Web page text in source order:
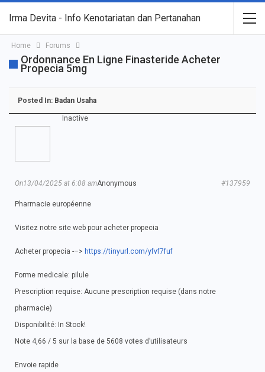
Irma Devita - Info Kenotariatan dan Pertanahan
Home Forums
Ordonnance En Ligne Finasteride Acheter
Propecia 5mg
Posted In: Badan Usaha
Inactive
Anonymous
On13/04/2025 at 6:08 am #137959
Pharmacie européenne
Visitez notre site web pour acheter propecia
Acheter propecia -–> https://tinyurl.com/yfvf7fuf
Forme medicale: pilule
Prescription requise: Aucune prescription requise (dans notre
pharmacie)
Disponibilité: In Stock!
Note 4,66 / 5 sur la base de 5608 votes d’utilisateurs
Envoie rapide